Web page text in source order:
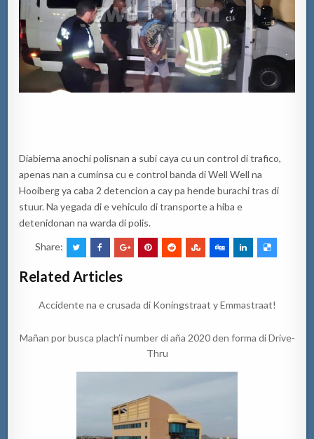
Diabierna anochi polisnan a subi caya cu un control di trafico,
apenas nan a cuminsa cu e control banda di Well Well na
Hooiberg ya caba 2 detencion a cay pa hende burachi tras di
stuur. Na yegada di e vehiculo di transporte a hiba e
detenidonan na warda di polis.
Share:
Related Articles
Accidente na e crusada di Koningstraat y Emmastraat!
Mañan por busca plach’i number di aña 2020 den forma di Drive-
Thru